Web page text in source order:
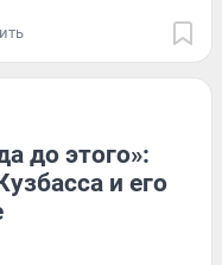
до этого»:
и его